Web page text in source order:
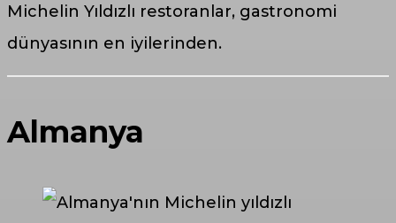
Michelin Yıldızlı restoranlar, gastronomi
dünyasının en iyilerinden.
Almanya